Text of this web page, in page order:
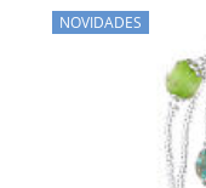
NOVIDADES